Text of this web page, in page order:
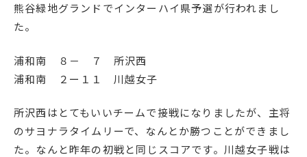
事務室より
在校生の皆さんへ
地域の皆様へ
アクセス
お問い合わせ
熊谷緑地グランドでインターハイ県予選が行われまし
た。
浦和南 ８－ ７ 所沢西
浦和南 ２ー１１ 川越女子
所沢西はとてもいいチームで接戦になりましたが、主将
のサヨナラタイムリーで、なんとか勝つことができまし
た。なんと昨年の初戦と同じスコアです。川越女子戦は